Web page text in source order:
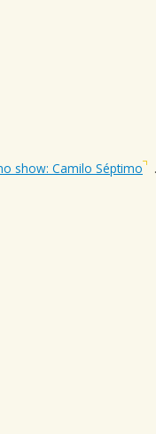
show: Camilo Séptimo .